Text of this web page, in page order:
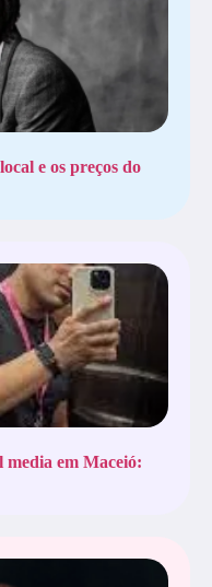
e os preços do
media em Maceió: